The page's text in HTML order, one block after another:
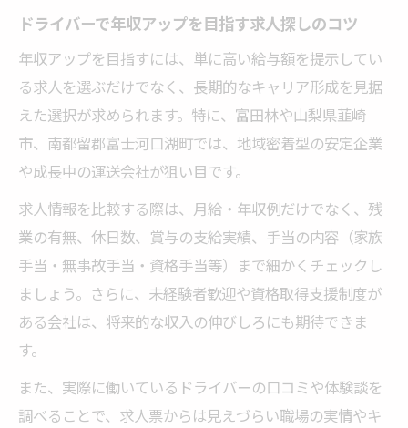
ドライバーで年収アップを目指す求人探しのコツ
年収アップを目指すには、単に高い給与額を提示してい
る求人を選ぶだけでなく、長期的なキャリア形成を見据
えた選択が求められます。特に、富田林や山梨県韮崎
市、南都留郡富士河口湖町では、地域密着型の安定企業
や成長中の運送会社が狙い目です。
求人情報を比較する際は、月給・年収例だけでなく、残
業の有無、休日数、賞与の支給実績、手当の内容（家族
手当・無事故手当・資格手当等）まで細かくチェックし
ましょう。さらに、未経験者歓迎や資格取得支援制度が
ある会社は、将来的な収入の伸びしろにも期待できま
す。
また、実際に働いているドライバーの口コミや体験談を
調べることで、求人票からは見えづらい職場の実情やキ